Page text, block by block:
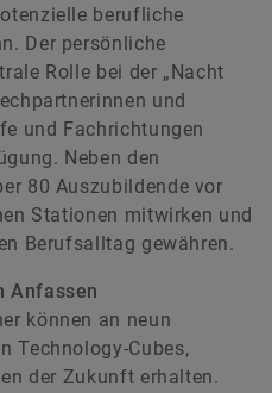
berufliche
Der persönliche
Rolle bei der „Nacht
und
und Fachrichtungen
Neben den
80 Auszubildende vor
Stationen mitwirken und
Berufsalltag gewähren.
Anfassen
können an neun
Technology-Cubes,
der Zukunft erhalten.